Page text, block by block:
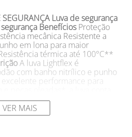
Luva de segurança
BenefíciosProteção
mecânica Resistente a
em lona para maior
térmica até 100°C**
A luva Lightflex é
com banho nitrílico e punho
performance para
proporciona proteção em
corte na altura do punho. Seu
e o formato anatômico
VER MAIS